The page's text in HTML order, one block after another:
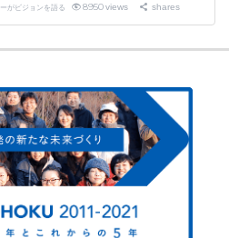
がビジョンを語る 8950views shares